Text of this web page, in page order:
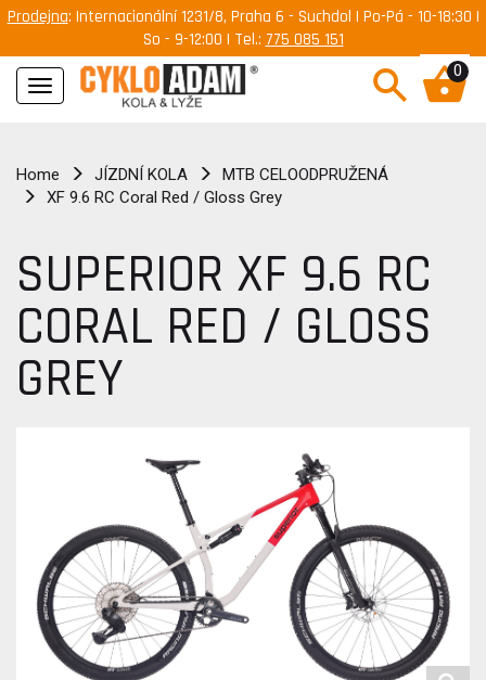
Prodejna: Internacionální 1231/8, Praha 6 - Suchdol | Po-Pá - 10-18:30 |
So - 9-12:00 | Tel.: 775 085 151
Navigace
0
Home JÍZDNÍ KOLA
MTB CELOODPRUŽENÁ
XF 9.6 RC Coral Red / Gloss Grey
SUPERIOR XF 9.6 RC
CORAL RED / GLOSS
GREY